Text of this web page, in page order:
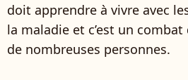
doit apprendre à vivre avec
la maladie et c’est un combat
de nombreuses personnes.